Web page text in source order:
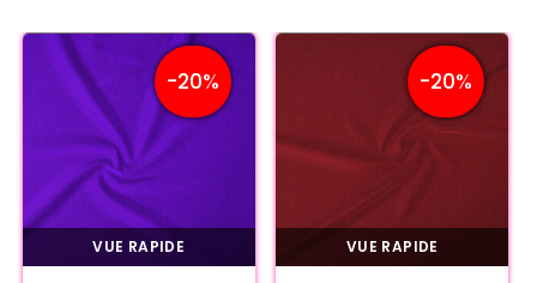
-20%
VUE RAPIDE
-20%
VUE RAPIDE